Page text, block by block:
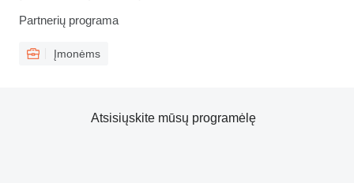
Partnerių programa
Įmonėms
Atsisiųskite mūsų programėlę